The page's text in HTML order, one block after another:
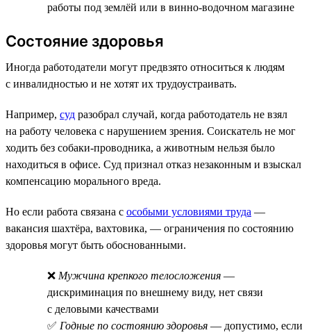
работы под землёй или в винно-водочном магазине
Состояние здоровья
Иногда работодатели могут предвзято относиться к людям
с инвалидностью и не хотят их трудоустраивать.
Например, суд разобрал случай, когда работодатель не взял
на работу человека с нарушением зрения. Соискатель не мог
ходить без собаки-проводника, а животным нельзя было
находиться в офисе. Суд признал отказ незаконным и взыскал
компенсацию морального вреда.
Но если работа связана с особыми условиями труда —
вакансия шахтёра, вахтовика, — ограничения по состоянию
здоровья могут быть обоснованными.
❌ Мужчина крепкого телосложения —
дискриминация по внешнему виду, нет связи
с деловыми качествами
✅ Годные по состоянию здоровья — допустимо, если